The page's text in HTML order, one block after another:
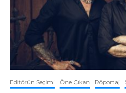
Editörün Seçimi Öne Çıkan Röportaj